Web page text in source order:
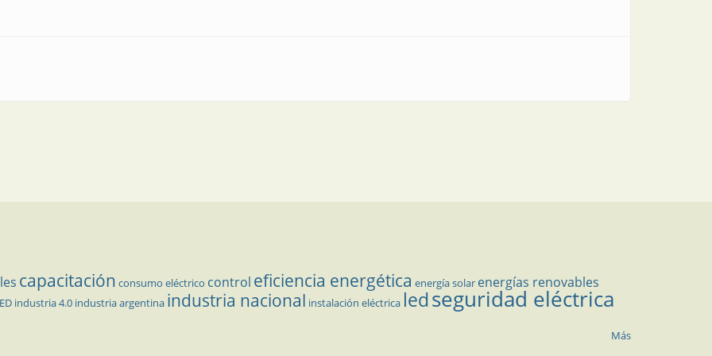
capacitación consumo eléctrico control eficiencia energética energía solar energías renovables
industria 4.0 industria argentina industria nacional instalación eléctrica ledseguridad eléctrica
Más